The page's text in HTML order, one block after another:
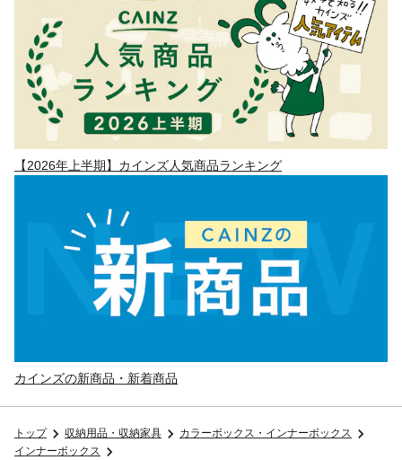
【2026年上半期】カインズ人気商品ランキング
カインズの新商品・新着商品
トップ 収納用品・収納家具
カラーボックス・インナーボックス
インナーボックス